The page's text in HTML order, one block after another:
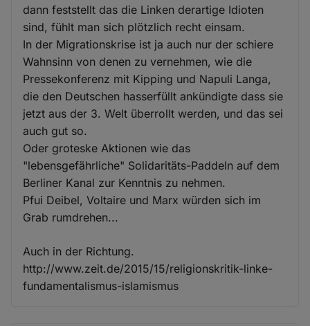
dann feststellt das die Linken derartige Idioten
sind, fühlt man sich plötzlich recht einsam.
In der Migrationskrise ist ja auch nur der schiere
Wahnsinn von denen zu vernehmen, wie die
Pressekonferenz mit Kipping und Napuli Langa,
die den Deutschen hasserfüllt ankündigte dass sie
jetzt aus der 3. Welt überrollt werden, und das sei
auch gut so.
Oder groteske Aktionen wie das
"lebensgefährliche" Solidaritäts-Paddeln auf dem
Berliner Kanal zur Kenntnis zu nehmen.
Pfui Deibel, Voltaire und Marx würden sich im
Grab rumdrehen...
Auch in der Richtung.
http://www.zeit.de/2015/15/religionskritik-linke-
fundamentalismus-islamismus